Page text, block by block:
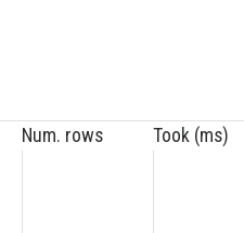
Num. rows Took (ms)